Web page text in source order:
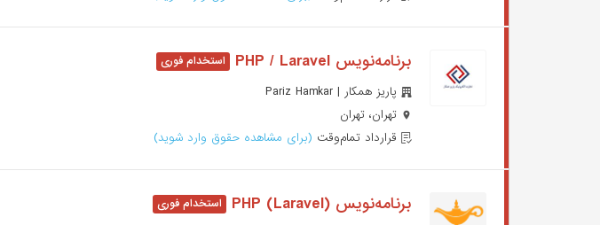
برنامه‌نویس PHP / Laravel
پاریز همکار | Pariz Hamkar
تهران، تهران
قرارداد تمام‌وقت (برای مشاهده حقوق وارد شوید)
برنامه‌نویس PHP (Laravel)